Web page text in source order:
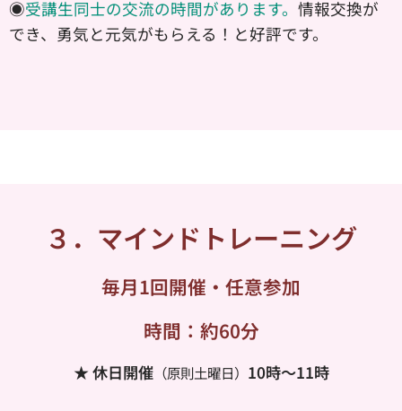
◉受講生同士の交流の時間があります。 情報交換が
でき、 勇気と元気がもらえる！と好評です。
３．マインドトレーニング
毎月1回開催・任意参加
時間：約60分
★ 休日開催（原則土曜日） 10時〜11時